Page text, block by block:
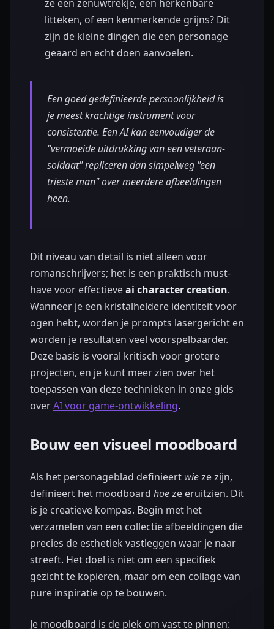
ze een zenuwtrekje, een herkenbare
litteken, of een kenmerkende grijns? Dit
zijn de kleine dingen die een personage
geaard en echt doen aanvoelen.
Een goed gedefinieerde persoonlijkheid is
je meest krachtige instrument voor
consistentie. Een AI kan eenvoudiger de
"vermoeide uitdrukking van een veteraan-
soldaat" repliceren dan simpelweg "een
trieste man" over meerdere afbeeldingen
heen.
Dit niveau van detail is niet alleen voor
romanschrijvers; het is een praktisch must-
have voor effectieveai character creation.
Wanneer je een kristalheldere identiteit voor
ogen hebt, worden je prompts lasergericht en
worden je resultaten veel voorspelbaarder.
Deze basis is vooral kritisch voor grotere
projecten, en je kunt meer zien over het
toepassen van deze technieken in onze gids
overAI voor game-ontwikkeling.
Bouw een visueel moodboard
Als het personageblad definieert wieze zijn,
definieert het moodboard hoeze eruitzien. Dit
is je creatieve kompas. Begin met het
verzamelen van een collectie afbeeldingen die
precies de esthetiek vastleggen waar je naar
streeft. Het doel is niet om een specifiek
gezicht te kopiëren, maar om een collage van
pure inspiratie op te bouwen.
Je moodboard is de plek om vast te pinnen: